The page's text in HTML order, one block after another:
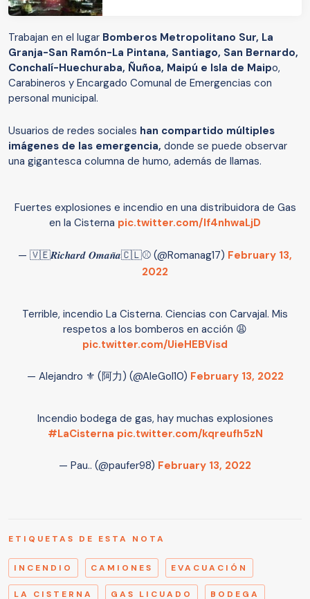
Trabajan en el lugar Bomberos Metropolitano Sur, La
Granja-San Ramón-La Pintana, Santiago, San Bernardo,
Conchalí-Huechuraba, Ñuñoa, Maipú e Isla de Maipo,
Carabineros y Encargado Comunal de Emergencias con
personal municipal.
Usuarios de redes sociales han compartido múltiples
imágenes de las emergencia, donde se puede observar
una gigantesca columna de humo, además de llamas.
Fuertes explosiones e incendio en una distribuidora de Gas
en la Cisterna pic.twitter.com/If4nhwaLjD
— 🇻🇪𝑹𝒊𝒄𝒉𝒂𝒓𝒅 𝑶𝒎𝒂𝒏̃𝒂🇨🇱⚾ (@Romanag17) February 13,
2022
Terrible, incendio La Cisterna. Ciencias con Carvajal. Mis
respetos a los bomberos en acción 😩
pic.twitter.com/UieHEBVisd
— Alejandro ⚜️ (阿力) (@AleGol10) February 13, 2022
Incendio bodega de gas, hay muchas explosiones
#LaCisterna pic.twitter.com/kqreufh5zN
— Pau.. (@paufer98) February 13, 2022
ETIQUETAS DE ESTA NOTA
INCENDIO CAMIONES EVACUACIÓN
LA CISTERNA GAS LICUADO BODEGA